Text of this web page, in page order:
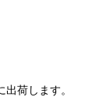
荷します。